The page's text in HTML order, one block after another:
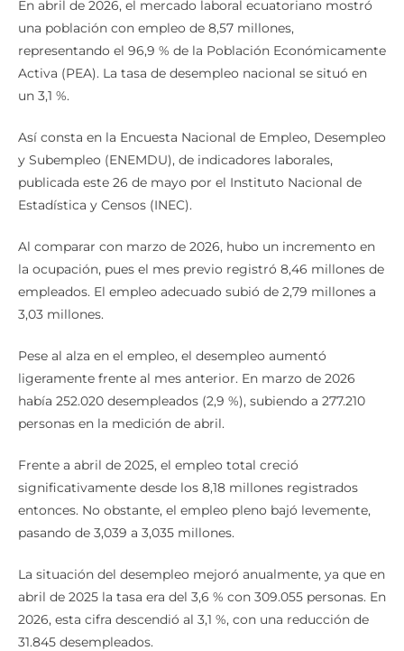
En abril de 2026, el mercado laboral ecuatoriano mostró
una población con empleo de 8,57 millones,
representando el 96,9 % de la Población Económicamente
Activa (PEA). La tasa de desempleo nacional se situó en
un 3,1 %.
Así consta en la Encuesta Nacional de Empleo, Desempleo
y Subempleo (ENEMDU), de indicadores laborales,
publicada este 26 de mayo por el Instituto Nacional de
Estadística y Censos (INEC).
Al comparar con marzo de 2026, hubo un incremento en
la ocupación, pues el mes previo registró 8,46 millones de
empleados. El empleo adecuado subió de 2,79 millones a
3,03 millones.
Pese al alza en el empleo, el desempleo aumentó
ligeramente frente al mes anterior. En marzo de 2026
había 252.020 desempleados (2,9 %), subiendo a 277.210
personas en la medición de abril.
Frente a abril de 2025, el empleo total creció
significativamente desde los 8,18 millones registrados
entonces. No obstante, el empleo pleno bajó levemente,
pasando de 3,039 a 3,035 millones.
La situación del desempleo mejoró anualmente, ya que en
abril de 2025 la tasa era del 3,6 % con 309.055 personas. En
2026, esta cifra descendió al 3,1 %, con una reducción de
31.845 desempleados.